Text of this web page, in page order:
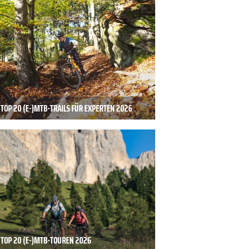
TOP 20 (E-)MTB-TRAILS FÜR EXPERTEN 2026
TOP 20 (E-)MTB-TOUREN 2026